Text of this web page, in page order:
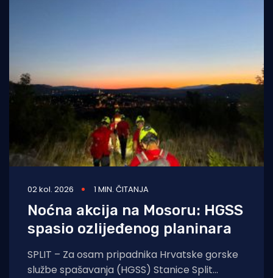
02 kol. 2026 1 MIN. ČITANJA
Noćna akcija na Mosoru: HGSS
spasio ozlijeđenog planinara
SPLIT – Za osam pripadnika Hrvatske gorske
službe spašavanja (HGSS) Stanice Split